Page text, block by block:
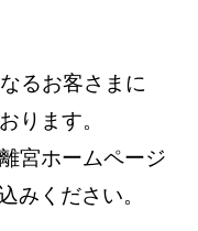
るお客さまに
ります。
宮ホームページ
みください。